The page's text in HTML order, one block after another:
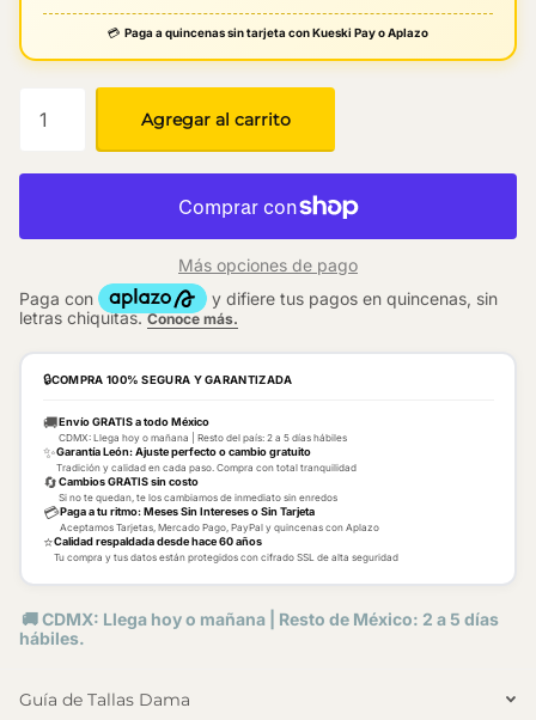
💳 Paga a quincenas sin tarjeta con Kueski Pay o Aplazo
Agregar al carrito
Más opciones de pago
🔒COMPRA 100% SEGURA Y GARANTIZADA
🚚Envío GRATIS a todo México
CDMX: Llega hoy o mañana | Resto del país: 2 a 5 días hábiles
✨Garantía León: Ajuste perfecto o cambio gratuito
Tradición y calidad en cada paso. Compra con total tranquilidad
🔄Cambios GRATIS sin costo
Si no te quedan, te los cambiamos de inmediato sin enredos
💳Paga a tu ritmo: Meses Sin Intereses o Sin Tarjeta
Aceptamos Tarjetas, Mercado Pago, PayPal y quincenas con Aplazo
⭐Calidad respaldada desde hace 60 años
Tu compra y tus datos están protegidos con cifrado SSL de alta seguridad
🚚 CDMX: Llega hoy o mañana | Resto de México: 2 a 5 días
hábiles.
Guía de Tallas Dama